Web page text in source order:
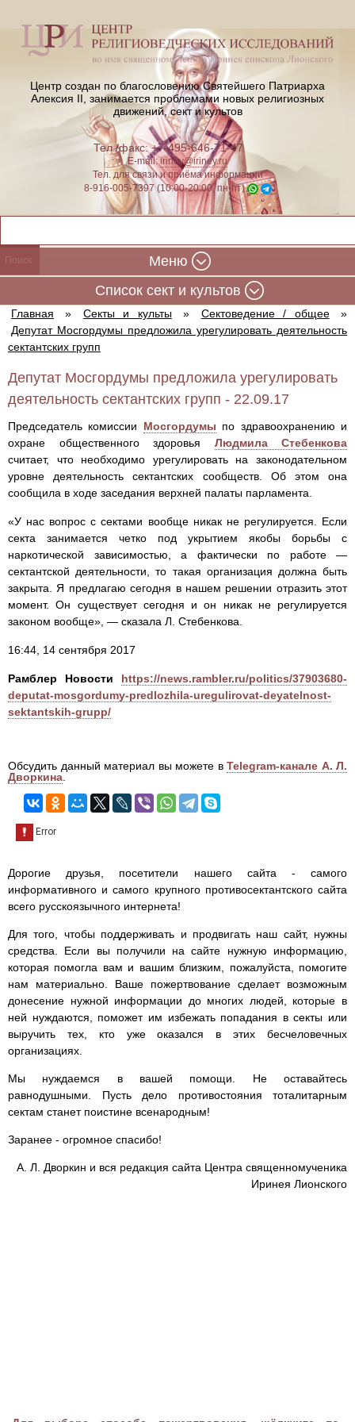
Центр создан по благословению Святейшего Патриарха
Алексия II, занимается проблемами новых религиозных
движений, сект и культов
Тел./факс: +7-495-646-71-47
E-mail:iriney@iriney.ru
Тел. для связи и приёма информации
8-916-005-7397 (10:00-20:00, пн-пт)
Меню
Cписок сект и культов
Главная » Секты и культы » Сектоведение / общее
»
Депутат Мосгордумы предложила урегулировать деятельность
сектантских групп
Депутат Мосгордумы предложила урегулировать
деятельность сектантских групп - 22.09.17
Председатель комиссии Мосгордумы по здравоохранению и
охране общественного здоровья Людмила Стебенкова
считает, что необходимо урегулировать на законодательном
уровне деятельность сектантских сообществ. Об этом она
сообщила в ходе заседания верхней палаты парламента.
«У нас вопрос с сектами вообще никак не регулируется. Если
секта занимается четко под укрытием якобы борьбы с
наркотической зависимостью, а фактически по работе —
сектантской деятельности, то такая организация должна быть
закрыта. Я предлагаю сегодня в нашем решении отразить этот
момент. Он существует сегодня и он никак не регулируется
законом вообще», — сказала Л. Стебенкова.
16:44, 14 сентября 2017
Рамблер Новости https://news.rambler.ru/politics/37903680-
deputat-mosgordumy-predlozhila-uregulirovat-deyatelnost-
sektantskih-grupp/
Обсудить данный материал вы можете в Telegram-канале А. Л.
Дворкина
Дорогие друзья, посетители нашего сайта - самого
информативного и самого крупного противосектантского сайта
всего русскоязычного интернета!
Для того, чтобы поддерживать и продвигать наш сайт, нужны
средства. Если вы получили на сайте нужную информацию,
которая помогла вам и вашим близким, пожалуйста, помогите
нам материально. Ваше пожертвование сделает возможным
донесение нужной информации до многих людей, которые в
ней нуждаются, поможет им избежать попадания в секты или
выручить тех, кто уже оказался в этих бесчеловечных
организациях.
Мы нуждаемся в вашей помощи. Не оставайтесь
равнодушными. Пусть дело противостояния тоталитарным
сектам станет поистине всенародным!
Заранее - огромное спасибо!
А. Л. Дворкин и вся редакция сайта Центра священномученика
Иринея Лионского